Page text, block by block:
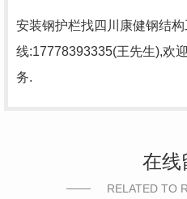
安装钢护栏找四川康健钢结
线:17778393335(王先生),欢
务.
在线
RELATED TO